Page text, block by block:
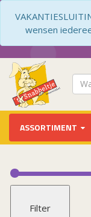
wensen
ASSORTIMENT
Carnaval
Cat.1 Vuurwerk
Filter